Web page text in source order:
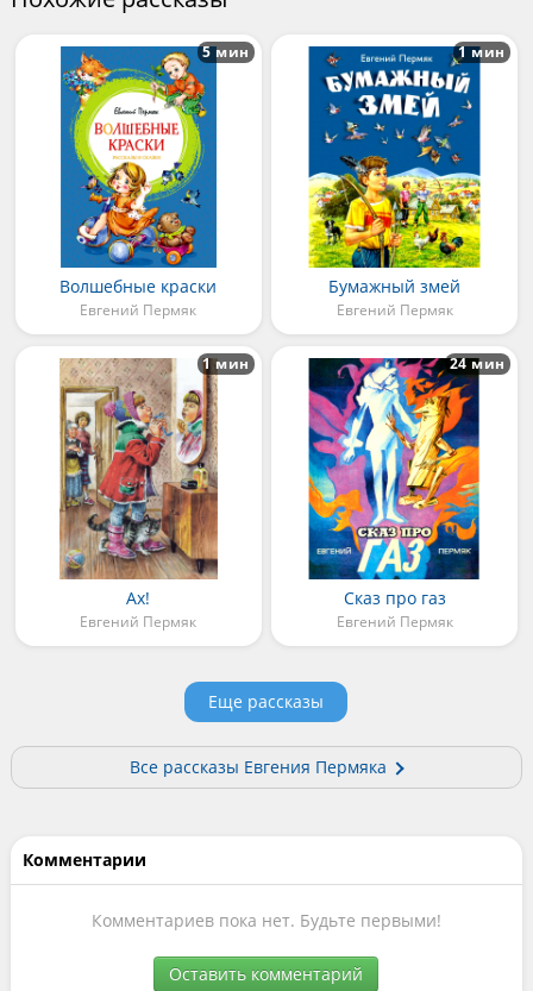
Волшебные краски
Евгений Пермяк
5 мин
Бумажный змей
Евгений Пермяк
1 мин
Ах!
Евгений Пермяк
1 мин
Сказ про газ
Евгений Пермяк
24 мин
Еще рассказы
Все рассказы Евгения Пермяка
Комментарии
Комментариев пока нет. Будьте первыми!
Оставить комментарий